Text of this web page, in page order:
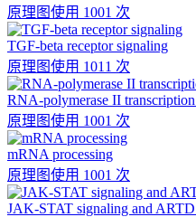
原理图使用 1001 次
TGF-beta receptor signaling
原理图使用 1011 次
RNA-polymerase II
原理图使用 1001 次
mRNA processing
原理图使用 1001 次
JAK-STAT signaling and